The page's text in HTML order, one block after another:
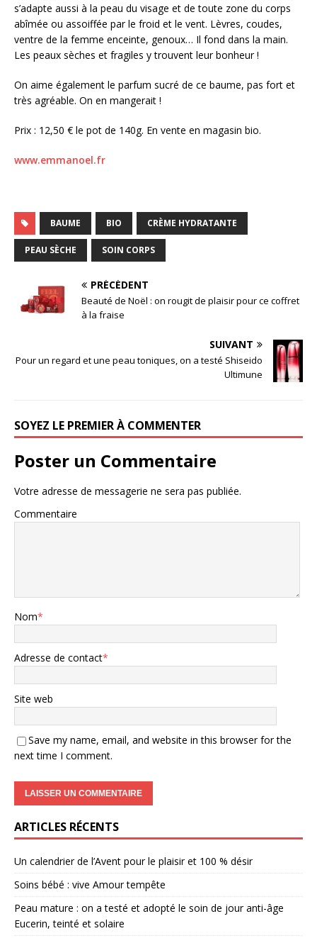
s’adapte aussi à la peau du visage et de toute zone du corps
abîmée ou assoiffée par le froid et le vent. Lèvres, coudes,
ventre de la femme enceinte, genoux… Il fond dans la main.
Les peaux sèches et fragiles y trouvent leur bonheur !
On aime également le parfum sucré de ce baume, pas fort et
très agréable. On en mangerait !
Prix : 12,50 € le pot de 140g. En vente en magasin bio.
www.emmanoel.fr
BAUME BIO CRÈME HYDRATANTE
PEAU SÈCHE SOIN CORPS
PRÉCÉDENT
Beauté de Noël : on rougit de plaisir pour ce coffret
à la fraise
SUIVANT
Pour un regard et une peau toniques, on a testé Shiseido
Ultimune
SOYEZ LE PREMIER À COMMENTER
Poster un Commentaire
Votre adresse de messagerie ne sera pas publiée.
Commentaire
Nom*
Adresse de contact*
Site web
Save my name, email, and website in this browser for the
next time I comment.
ARTICLES RÉCENTS
Un calendrier de l’Avent pour le plaisir et 100 % désir
Soins bébé : vive Amour tempête
Peau mature : on a testé et adopté le soin de jour anti-âge
Eucerin, teinté et solaire